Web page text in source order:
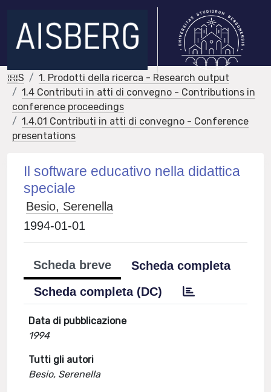
IRIS
1. Prodotti della ricerca - Research output
1.4 Contributi in atti di convegno - Contributions in
conference proceedings
1.4.01 Contributi in atti di convegno - Conference
presentations
Il software educativo nella didattica
speciale
Besio, Serenella
1994-01-01
Scheda breve
Scheda completa
Scheda completa (DC)
Data di pubblicazione
1994
Tutti gli autori
Besio, Serenella